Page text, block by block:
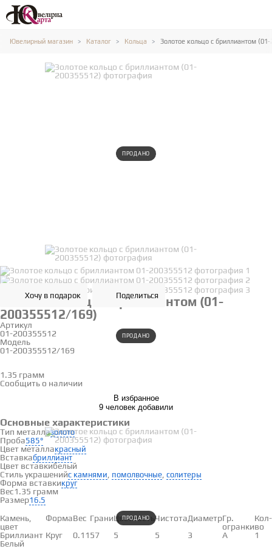
Ювелирный магазин Каталог Кольца Золотое кольцо с бриллиантом
ПРОДАНО
ПРОДАНО
ПРОДАНО
Хочу в подарок Поделиться
Золотое кольцо с бриллиантом (01-
200355512/169)
Артикул
01-200355512
Модель
01-200355512/169
1.35 грамм
Сообщить о наличии
В избранное
9 человек добавили
Основные характеристики
Тип металлазолото
Проба585°
Цвет металлакрасный
Вставкабриллиант
Цвет вставкибелый
Стиль украшенийс камнями помолвочные солитеры
Форма вставкикруг
Вес1.35 грамм
Размер16.5
Вставки
Камень,
цвет
ФормаВес ГраниЦветностьЧистотаДиаметрГр.
огранки
Кол-
во
Бриллиант
Белый
Круг 0.1157 5 5 3 А 1